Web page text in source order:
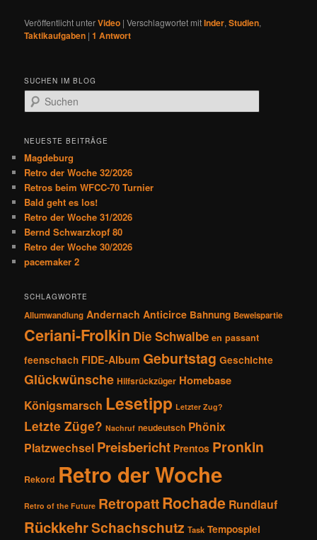
Veröffentlicht unterVideo |Verschlagwortet mitInder,Studien,
Taktikaufgaben |1 Antwort
SUCHEN IM BLOG
u
h
n
NEUESTE BEITRÄGE
Magdeburg
Retro der Woche 32/2026
Retros beim WFCC-70 Turnier
Bald geht es los!
Retro der Woche 31/2026
Bernd Schwarzkopf 80
Retro der Woche 30/2026
pacemaker 2
SCHLAGWORTE
Allumwandlung Andernach Anticirce Bahnung Beweispartie
Ceriani-Frolkin Die Schwalbe en passant
feenschach FIDE-Album Geburtstag Geschichte
Glückwünsche Hilfsrückzüger Homebase
Königsmarsch Lesetipp Letzter Zug?
Letzte Züge? Nachruf neudeutsch Phönix
Platzwechsel Preisbericht Prentos Pronkin
Rekord Retro der Woche
Retro of the Future RetropattRochade Rundlauf
RückkehrSchachschutz Task Tempospiel